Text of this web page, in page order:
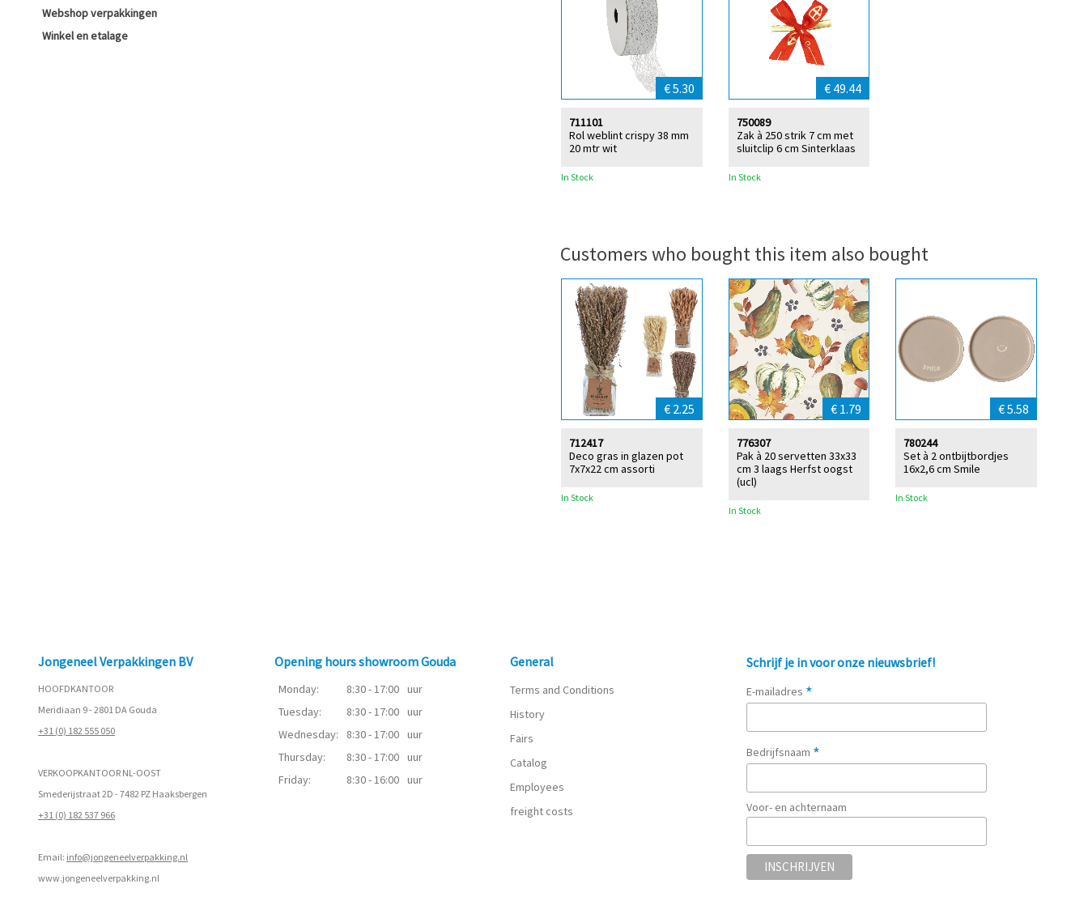
Webshop verpakkingen
Winkel en etalage
€ 5.30
Rol weblint crispy 38 mm
20 mtr wit
711101
In Stock
€ 49.44
Zak à 250 strik 7 cm met
sluitclip 6 cm Sinterklaas
750089
In Stock
Customers who bought this item also bought
€ 2.25
Deco gras in glazen pot
7x7x22 cm assorti
712417
In Stock
€ 1.79
Pak à 20 servetten 33x33
cm 3 laags Herfst oogst
(ucl)
776307
In Stock
€ 5.58
Set à 2 ontbijtbordjes
16x2,6 cm Smile
780244
In Stock
Jongeneel Verpakkingen BV
HOOFDKANTOOR
Meridiaan 9 - 2801 DA Gouda
+31 (0) 182 555 050
VERKOOPKANTOOR NL-OOST
Smederijstraat 2D - 7482 PZ Haaksbergen
+31 (0) 182 537 966
Email: info@jongeneelverpakking.nl
www.jongeneelverpakking.nl
Opening hours showroom Gouda
Monday: 8:30 - 17:00 uur
Tuesday:
8:30 - 17:00 uur
Wednesday:
8:30 - 17:00 uur
Thursday:
8:30 - 17:00 uur
Friday:
8:30 - 16:00 uur
General
Terms and Conditions
History
Fairs
Catalog
Employees
freight costs
Schrijf je in voor onze nieuwsbrief!
E-mailadres *
Bedrijfsnaam *
Voor- en achternaam